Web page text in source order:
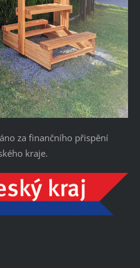
za finančního přispění
kraje.